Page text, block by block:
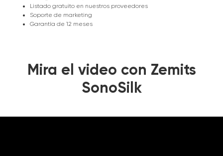
Listado gratuito en nuestros proveedores
Soporte de marketing
Garantía de 12 meses
Mira el video con Zemits
SonoSilk